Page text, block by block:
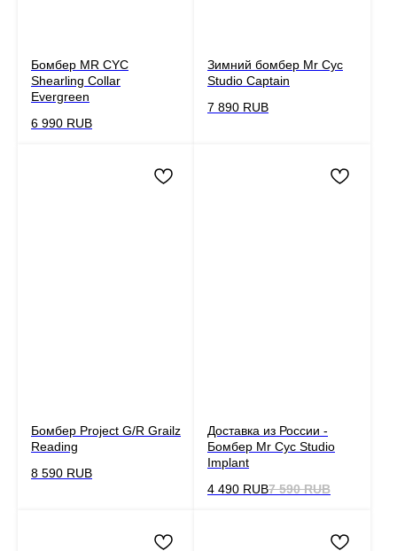
Бомбер MR CYC
Shearling Collar
Evergreen
6 990 RUB
Зимний бомбер Mr Cyc
Studio Captain
7 890 RUB
Бомбер Project G/R Grailz
Reading
8 590 RUB
Доставка из России -
Бомбер Mr Cyc Studio
Implant
4 490 RUB7 590 RUB